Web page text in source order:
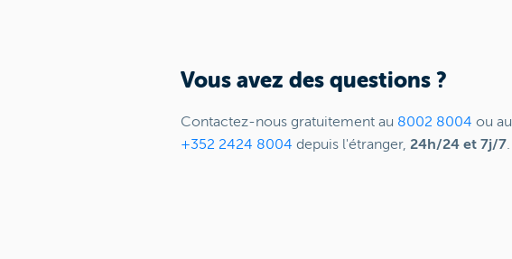
Vous avez des questions ?
Contactez-nous gratuitement au 8002 8004 ou au
+352 2424 8004 depuis l'étranger, 24h/24 et 7j/7.